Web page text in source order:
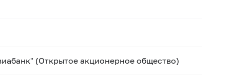
(Открытое акционерное общество)